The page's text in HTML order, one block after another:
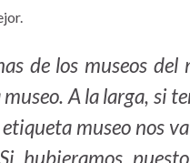
de los museos
A la larga, si
museo nos